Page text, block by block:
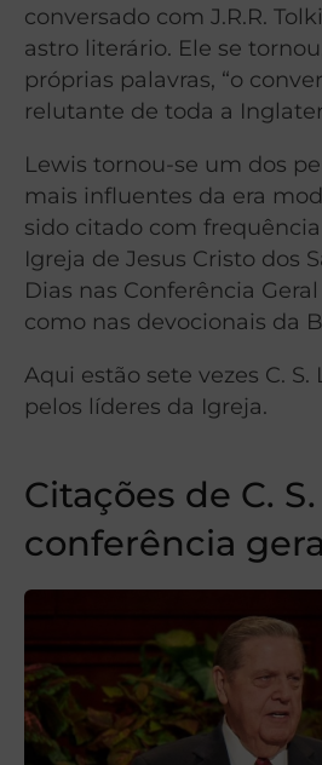
conversado com J.R.R.
astro literário. Ele se
próprias palavras, “o
relutante de toda a
Lewis tornou-se um dos
mais influentes da era
sido citado com
Igreja de Jesus Cristo dos
Dias nas Conferência
como nas devocionais da
Aqui estão sete vezes C.
pelos líderes da Igreja.
Citações de C.
conferência